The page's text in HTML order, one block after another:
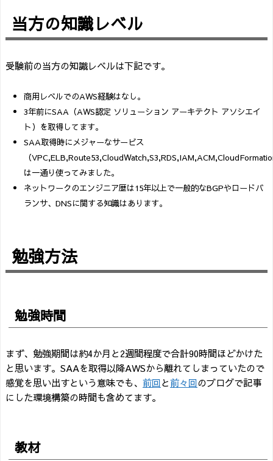
当方の知識レベル
受験前の当方の知識レベルは下記です。
商用レベルでのAWS経験はなし。
3年前にSAA（AWS認定 ソリューション アーキテクト アソシエイ
ト）を取得してます。
SAA取得時にメジャーなサービス
（
は一通り使ってみました。
ネットワークのエンジニア歴は15年以上で一般的なBGPやロードバ
ランサ、DNSに関する知識はあります。
勉強方法
勉強時間
まず、勉強期間は約4か月と2週間程度で合計90時間ほどかけた
と思います。SAAを取得以降AWSから離れてしまっていたので
感覚を思い出すという意味でも、 前回と前々回のブログで記事
にした環境構築の時間も含めてます。
教材